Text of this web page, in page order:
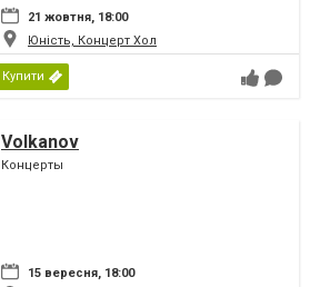
21 жовтня, 18:00
Юність, Концерт Хол
Купити
Volkanov
Концерты
15 вересня, 18:00